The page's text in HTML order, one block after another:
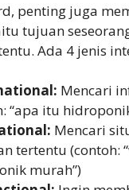
penting juga
tujuan
Ada 4 jenis
Mencari
“apa itu
Mencari
tertentu (contoh:
murah”)